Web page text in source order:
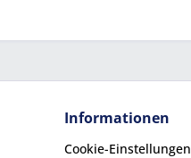
Informationen
Cookie-Einstellungen